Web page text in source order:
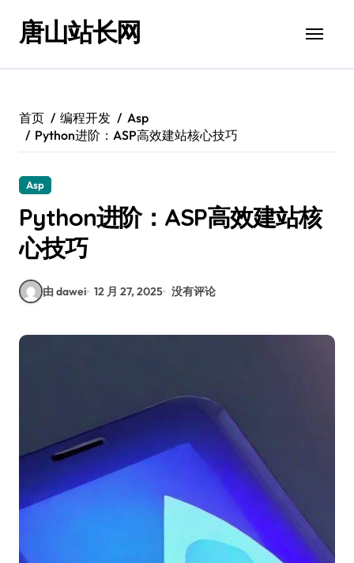
唐山站长网
首页 编程开发
Asp
Python进阶：ASP高效建站核心技巧
Asp
Python进阶：ASP高效建站核
心技巧
由 dawei 12 月 27, 2025 没有评论